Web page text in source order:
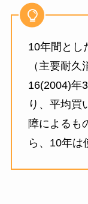
10年間とし
（主要耐
16(2004)年
り、平均買
障によるも
ら、10年は